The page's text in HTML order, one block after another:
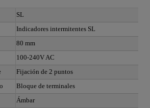
SL
Indicadores intermitentes SL
80 mm
100-240V AC
Fijación de 2 puntos
Bloque de terminales
Ámbar